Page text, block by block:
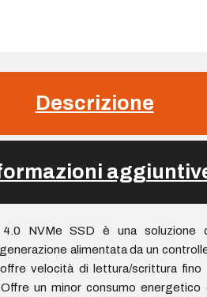
Descrizione
NVMe SSD è una soluzione
alimentata da un
velocità di lettura/scrittura fino
un minor consumo energetico